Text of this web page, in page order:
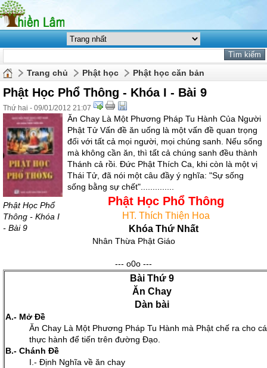
Trang chủ Phật học Phật học căn bản
Phật Học Phổ Thông - Khóa I - Bài 9
Thứ hai - 09/01/2012 21:07
Phật Học Phổ
Thông - Khóa I
- Bài 9
Ăn Chay Là Một Phương Pháp Tu Hành Của Người
Phật Tử Vấn đề ăn uống là một vấn đề quan trọng
đối với tất cả mọi người, mọi chúng sanh. Nếu sống
mà không cần ăn, thì tất cả chúng sanh đều thành
Thánh cả rồi. Ðức Phật Thích Ca, khi còn là một vị
Thái Tử, đã nói một câu đầy ý nghĩa: "Sự sống
sống bằng sự chết"..............
Phật Học Phổ Thông
HT. Thích Thiện Hoa
Khóa Thứ Nhất
Nhân Thừa Phật Giáo
--- o0o ---
Bài Thứ 9
Ăn Chay
Dàn bài
A.- Mở Ðề
Ăn Chay Là Một Phương Pháp Tu Hành mà Phật chế ra cho
thực hành để tiến trên đường Đạo.
B.- Chánh Ðề
I.- Ðịnh Nghĩa về ăn chay